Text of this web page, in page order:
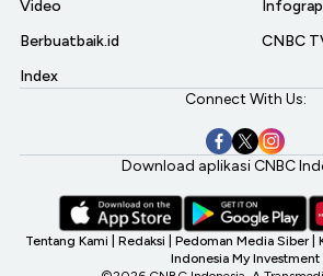
Video
Berbuatbaik.id
Index
CNBC
Connect With Us:
Download aplikasi CNBC
Tentang Kami Redaksi Pedoman Media Siber
Indonesia My Investment